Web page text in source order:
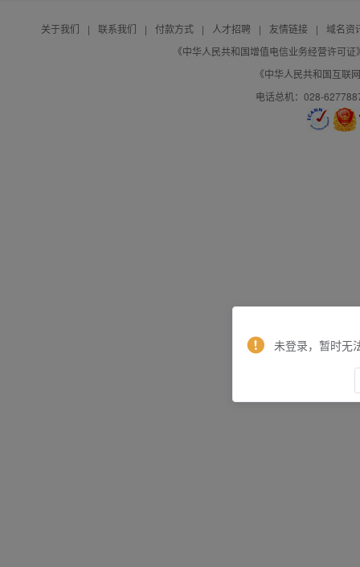
关于我们 | 联系我们 | 付款方式 | 人才招聘 | 友情链接 |
域名资
《中华人民共和国增值电信业务经营许可
《中华人民共和国互联
电话总机：028-
未登录，暂时无